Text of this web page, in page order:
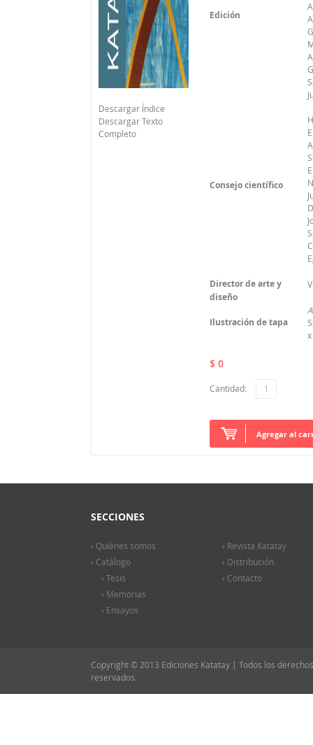
Descargar Índice
Descargar Texto
Completo
Edición
Consejo científico
Director de arte y
diseño
Ilustración de tapa
$ 0
Cantidad:
Agregar al
SECCIONES
› Quiénes somos
› Catálogo
› Tesis
› Memorias
› Ensayos
› Revista Katatay
› Distribución
› Contacto
Copyright © 2013 Ediciones Katatay | Todos los derechos
reservados.